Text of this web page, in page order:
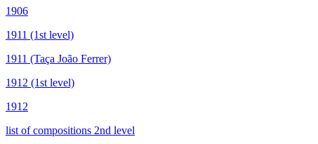
1906
1911 (1st level)
1911 (Taça João Ferrer)
1912 (1st level)
1912
list of compositions 2nd level